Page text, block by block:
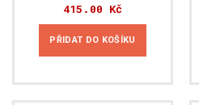
415.00 Kč
PŘIDAT DO KOŠÍKU